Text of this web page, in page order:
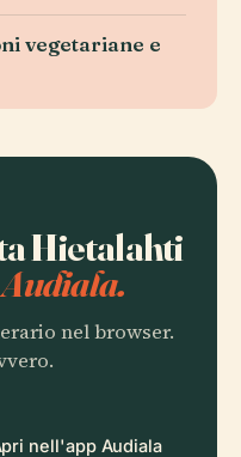
vegetariane e
Hietalahti
nel browser.
nell'app Audiala